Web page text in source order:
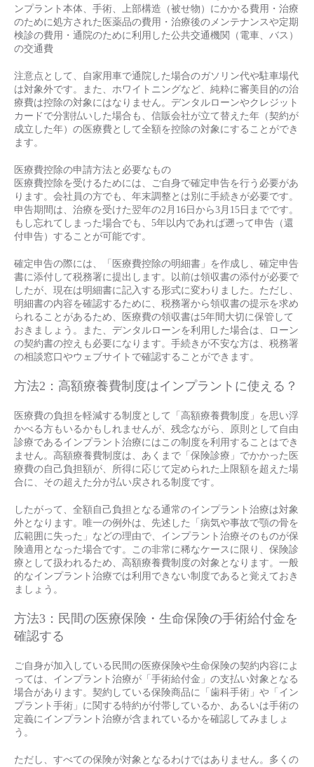
ンプラント本体、手術、上部構造（被せ物）にかかる費用・治療
のために処方された医薬品の費用・治療後のメンテナンスや定期
検診の費用・通院のために利用した公共交通機関（電車、バス）
の交通費
注意点として、自家用車で通院した場合のガソリン代や駐車場代
は対象外です。また、ホワイトニングなど、純粋に審美目的の治
療費は控除の対象にはなりません。デンタルローンやクレジット
カードで分割払いした場合も、信販会社が立て替えた年（契約が
成立した年）の医療費として全額を控除の対象にすることができ
ます。
医療費控除の申請方法と必要なもの
医療費控除を受けるためには、ご自身で確定申告を行う必要があ
ります。会社員の方でも、年末調整とは別に手続きが必要です。
申告期間は、治療を受けた翌年の2月16日から3月15日までです。
もし忘れてしまった場合でも、5年以内であれば遡って申告（還
付申告）することが可能です。
確定申告の際には、「医療費控除の明細書」を作成し、確定申告
書に添付して税務署に提出します。以前は領収書の添付が必要で
したが、現在は明細書に記入する形式に変わりました。ただし、
明細書の内容を確認するために、税務署から領収書の提示を求め
られることがあるため、医療費の領収書は5年間大切に保管して
おきましょう。また、デンタルローンを利用した場合は、ローン
の契約書の控えも必要になります。手続きが不安な方は、税務署
の相談窓口やウェブサイトで確認することができます。
方法2：高額療養費制度はインプラントに使える？
医療費の負担を軽減する制度として「高額療養費制度」を思い浮
かべる方もいるかもしれませんが、残念ながら、原則として自由
診療であるインプラント治療にはこの制度を利用することはでき
ません。高額療養費制度は、あくまで「保険診療」でかかった医
療費の自己負担額が、所得に応じて定められた上限額を超えた場
合に、その超えた分が払い戻される制度です。
したがって、全額自己負担となる通常のインプラント治療は対象
外となります。唯一の例外は、先述した「病気や事故で顎の骨を
広範囲に失った」などの理由で、インプラント治療そのものが保
険適用となった場合です。この非常に稀なケースに限り、保険診
療として扱われるため、高額療養費制度の対象となります。一般
的なインプラント治療では利用できない制度であると覚えておき
ましょう。
方法3：民間の医療保険・生命保険の手術給付金を
確認する
ご自身が加入している民間の医療保険や生命保険の契約内容によ
っては、インプラント治療が「手術給付金」の支払い対象となる
場合があります。契約している保険商品に「歯科手術」や「イン
プラント手術」に関する特約が付帯しているか、あるいは手術の
定義にインプラント治療が含まれているかを確認してみましょ
う。
ただし、すべての保険が対象となるわけではありません。多くの